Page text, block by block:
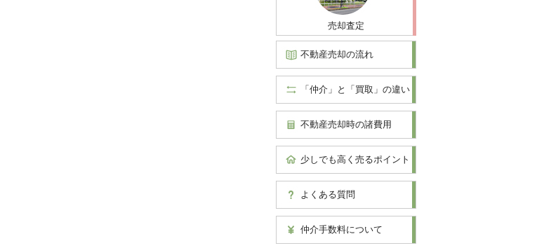
売却査定
不動産売却の流れ
「仲介」と「買取」の違い
不動産売却時の諸費用
少しでも高く売るポイント
よくある質問
仲介手数料について